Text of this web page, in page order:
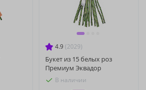
4.9 (2029)
Букет из 15 белых роз
Премиум Эквадор
В наличии